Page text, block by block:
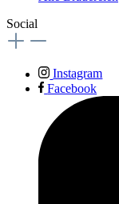
Social
Instagram
Facebook